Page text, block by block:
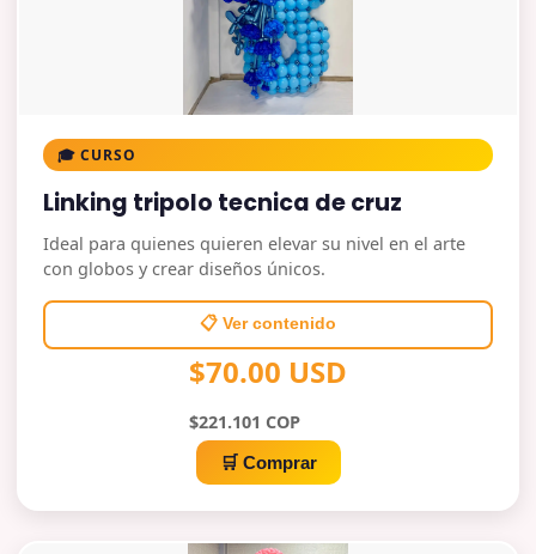
🎓 CURSO
Linking tripolo tecnica de cruz
Ideal para quienes quieren elevar su nivel en el arte
con globos y crear diseños únicos.
📋 Ver contenido
$70.00 USD
$221.101 COP
🛒 Comprar